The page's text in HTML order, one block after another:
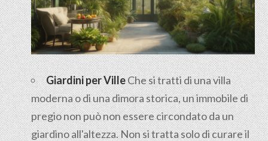
Giardini per VilleChe si tratti di una villa
moderna o di una dimora storica, un immobile di
pregio non può non essere circondato da un
giardino all'altezza. Non si tratta solo di curare il